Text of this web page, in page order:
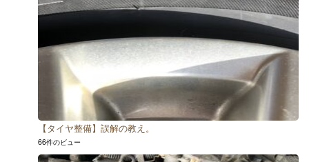
【タイヤ整備】誤解の教え。
66件のビュー